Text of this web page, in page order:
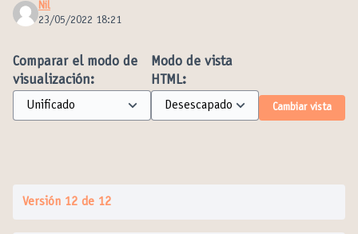
Nil
23/05/2022 18:21
Comparar el modo de
visualización:
Modo de vista
HTML:
Cambiar vista
Versión 12 de 12